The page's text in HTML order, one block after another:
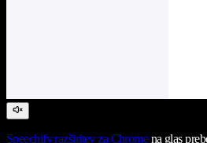
Speechify razširitev za Chromena glas